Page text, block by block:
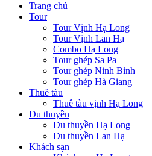
Trang chủ
Tour
Tour Vịnh Hạ Long
Tour Vịnh Lan Hạ
Combo Hạ Long
Tour ghép Sa Pa
Tour ghép Ninh Bình
Tour ghép Hà Giang
Thuê tàu
Thuê tàu vịnh Hạ Long
Du thuyền
Du thuyền Hạ Long
Du thuyền Lan Hạ
Khách sạn